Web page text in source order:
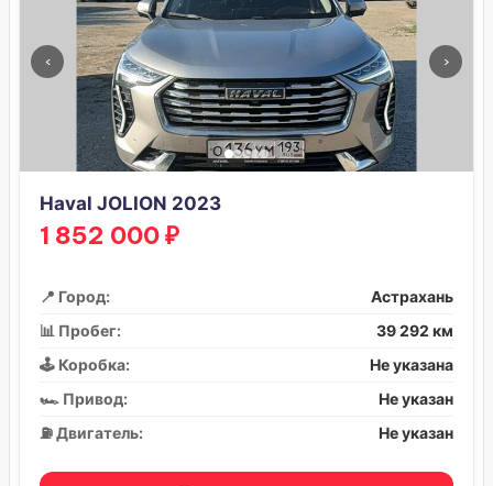
‹ ›
Haval JOLION 2023
1 852 000 ₽
📍 Город:
Астрахань
📊 Пробег:
39 292 км
🕹️ Коробка:
Не указана
🏎️ Привод:
Не указан
⛽ Двигатель:
Не указан